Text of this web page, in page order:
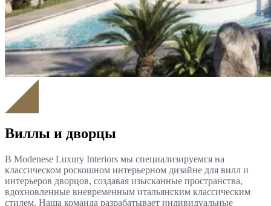
Виллы и дворцы
В Modenese Luxury Interiors мы специализируемся на
классическом роскошном интерьерном дизайне для вилл и
интерьеров дворцов, создавая изысканные пространства,
вдохновленные вневременным итальянским классическим
стилем. Наша команда разрабатывает индивидуальные